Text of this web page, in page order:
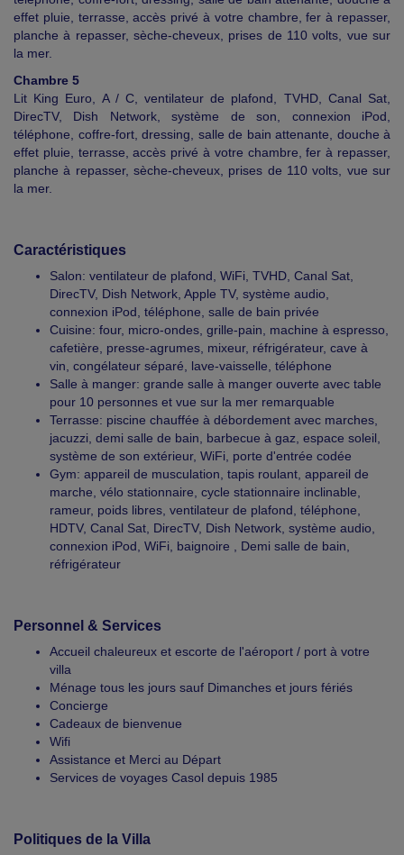
effet pluie, terrasse, accès privé à votre chambre, fer à repasser,
planche à repasser, sèche-cheveux, prises de 110 volts, vue sur
la mer.
Chambre 5
Lit King Euro, A / C, ventilateur de plafond, TVHD, Canal Sat,
DirecTV, Dish Network, système de son, connexion iPod,
téléphone, coffre-fort, dressing, salle de bain attenante, douche à
effet pluie, terrasse, accès privé à votre chambre, fer à repasser,
planche à repasser, sèche-cheveux, prises de 110 volts, vue sur
la mer.
Caractéristiques
Salon: ventilateur de plafond, WiFi, TVHD, Canal Sat,
DirecTV, Dish Network, Apple TV, système audio,
connexion iPod, téléphone, salle de bain privée
Cuisine: four, micro-ondes, grille-pain, machine à espresso,
cafetière, presse-agrumes, mixeur, réfrigérateur, cave à
vin, congélateur séparé, lave-vaisselle, téléphone
Salle à manger: grande salle à manger ouverte avec table
pour 10 personnes et vue sur la mer remarquable
Terrasse: piscine chauffée à débordement avec marches,
jacuzzi, demi salle de bain, barbecue à gaz, espace soleil,
système de son extérieur, WiFi, porte d'entrée codée
Gym: appareil de musculation, tapis roulant, appareil de
marche, vélo stationnaire, cycle stationnaire inclinable,
rameur, poids libres, ventilateur de plafond, téléphone,
HDTV, Canal Sat, DirecTV, Dish Network, système audio,
connexion iPod, WiFi, baignoire , Demi salle de bain,
réfrigérateur
Personnel & Services
Accueil chaleureux et escorte de l'aéroport / port à votre
villa
Ménage tous les jours sauf Dimanches et jours fériés
Concierge
Cadeaux de bienvenue
Wifi
Assistance et Merci au Départ
Services de voyages Casol depuis 1985
Politiques de la Villa